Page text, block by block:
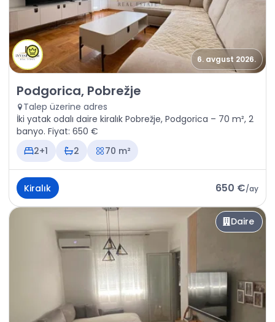
6. avgust 2026.
Kiralık - Daire Podgorica, Pobrežje
Podgorica, Pobrežje
Talep üzerine adres
İki yatak odalı daire kiralık Pobrežje, Podgorica – 70 m², 2
banyo. Fiyat: 650 €
2+1
2 70 m²
Kiralık 650 €/ay
Daire